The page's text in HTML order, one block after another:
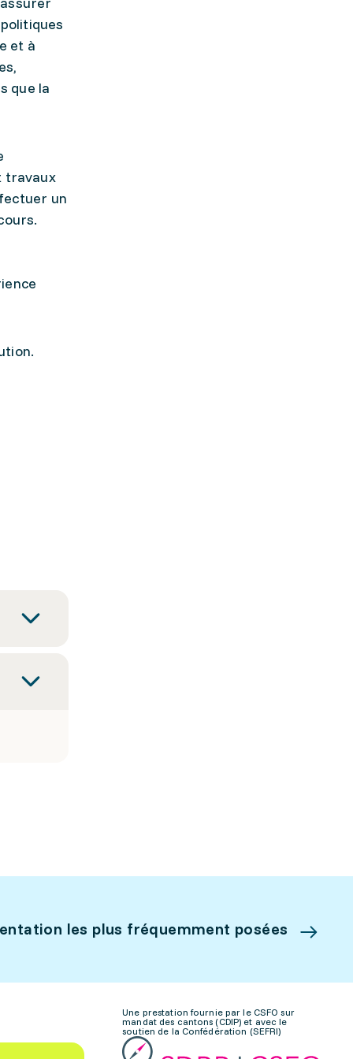
et à
que la
travaux
un
les plus fréquemment posées
Une prestation fournie par le CSFO sur
mandat des cantons (CDIP) et avec le
soutien de la Confédération (SEFRI)